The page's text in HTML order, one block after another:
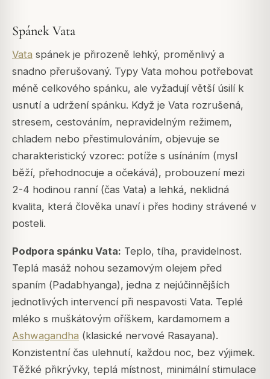
Spánek Vata
Vata spánek je přirozeně lehký, proměnlivý a
snadno přerušovaný. Typy Vata mohou potřebovat
méně celkového spánku, ale vyžadují větší úsilí k
usnutí a udržení spánku. Když je Vata rozrušená,
stresem, cestováním, nepravidelným režimem,
chladem nebo přestimulováním, objevuje se
charakteristický vzorec: potíže s usínáním (mysl
běží, přehodnocuje a očekává), probouzení mezi
2-4 hodinou ranní (čas Vata) a lehká, neklidná
kvalita, která člověka unaví i přes hodiny strávené v
posteli.
Podpora spánku Vata: Teplo, tíha, pravidelnost.
Teplá masáž nohou sezamovým olejem před
spaním (Padabhyanga), jedna z nejúčinnějších
jednotlivých intervencí při nespavosti Vata. Teplé
mléko s muškátovým oříškem, kardamomem a
Ashwagandha (klasické nervové Rasayana).
Konzistentní čas ulehnutí, každou noc, bez výjimek.
Těžké přikrývky, teplá místnost, minimální stimulace